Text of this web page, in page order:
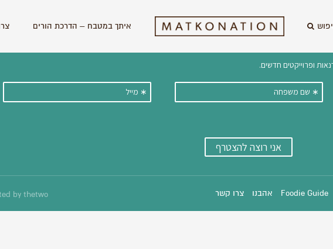
איתך במטבח – הדרכת הורים
ישירות למייל עדכונים על מתכונים
Foodie Guide אהבנו צרו קשר by thetwo